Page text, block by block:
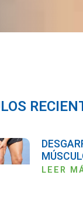
LEER